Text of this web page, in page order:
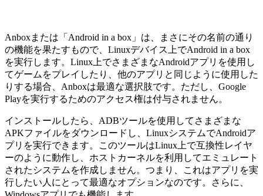
Anboxまたは「Android in a box」は、まさにその名前の通り
の機能を果たすもので、Linuxデバイス上でAndroid in a box
を実行します。Linux上でさまざまなAndroidアプリを使用し
てゲームをプレイしたり、他のアプリと同じように使用した
りする場合、Anboxは最適な選択肢です。ただし、Google
Playを実行するためのアクセス権は付与されません。
インストールしたら、ADBツールを使用してさまざまな
APKファイルをダウンロードし、LinuxシステムでAndroidア
プリを実行できます。このツールはLinux上で互換性レイヤ
ーのように動作し、ホストカーネルを利用してエミュレート
されたシステムを作成しません。つまり、これはアプリを実
行したい人にとって最適なオプションなのです。さらに、